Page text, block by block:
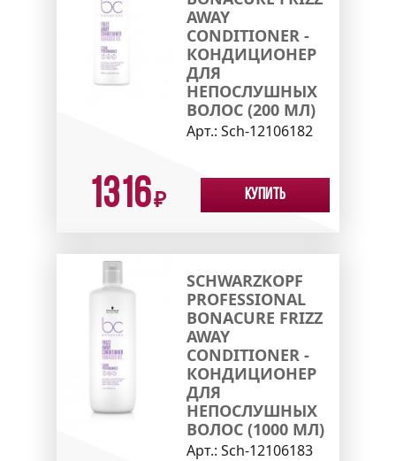
AWAY
CONDITIONER -
КОНДИЦИОНЕР
ДЛЯ
НЕПОСЛУШНЫХ
ВОЛОС (200 МЛ)
Арт.: Sch-12106182
1316₽ Купить
SCHWARZKOPF
PROFESSIONAL
BONACURE FRIZZ
AWAY
CONDITIONER -
КОНДИЦИОНЕР
ДЛЯ
НЕПОСЛУШНЫХ
ВОЛОС (1000 МЛ)
Арт.: Sch-12106183